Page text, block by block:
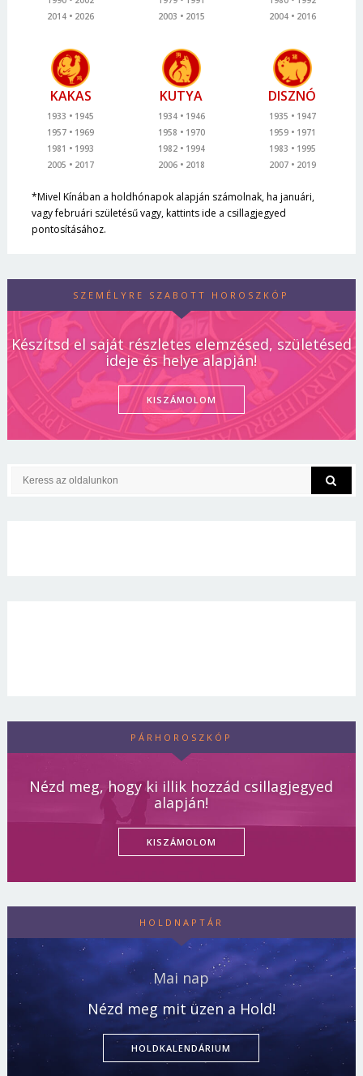
2014
2026
2003
2015
2004
2016
KAKAS
1933
1945
1957
1969
1981
1993
2005
2017
KUTYA
1934
1946
1958
1970
1982
1994
2006
2018
DISZNÓ
1935
1947
1959
1971
1983
1995
2007
2019
*Mivel Kínában a holdhónapok alapján számolnak, ha januári,
vagy februári születésű vagy, kattints ide a csillagjegyed
pontosításához.
SZEMÉLYRE SZABOTT HOROSZKÓP
Készítsd el saját részletes elemzésed, születésed
ideje és helye alapján!
KISZÁMOLOM
PÁRHOROSZKÓP
Nézd meg, hogy ki illik hozzád csillagjegyed
alapján!
KISZÁMOLOM
HOLDNAPTÁR
Mai nap
Nézd meg mit üzen a Hold!
HOLDKALENDÁRIUM